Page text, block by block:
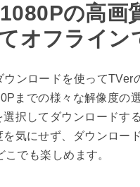
の高画
オフライン
ンロードを使ってTVer
までの様々な解像度の
択してダウンロードす
気にせず、ダウンロー
でも楽しめます。